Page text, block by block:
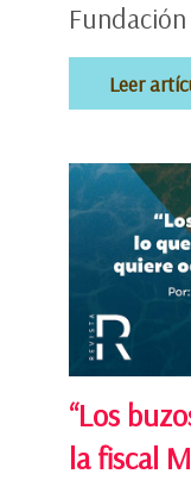
Leer
“Los
la fiscal